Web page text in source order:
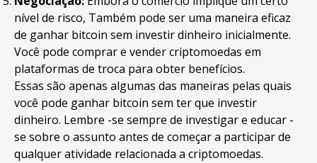
nível de risco, Também pode ser uma maneira eficaz
de ganhar bitcoin sem investir dinheiro inicialmente.
Você pode comprar e vender criptomoedas em
plataformas de troca para obter benefícios.
Essas são apenas algumas das maneiras pelas quais
você pode ganhar bitcoin sem ter que investir
dinheiro. Lembre -se sempre de investigar e educar -
se sobre o assunto antes de começar a participar de
qualquer atividade relacionada a criptomoedas.